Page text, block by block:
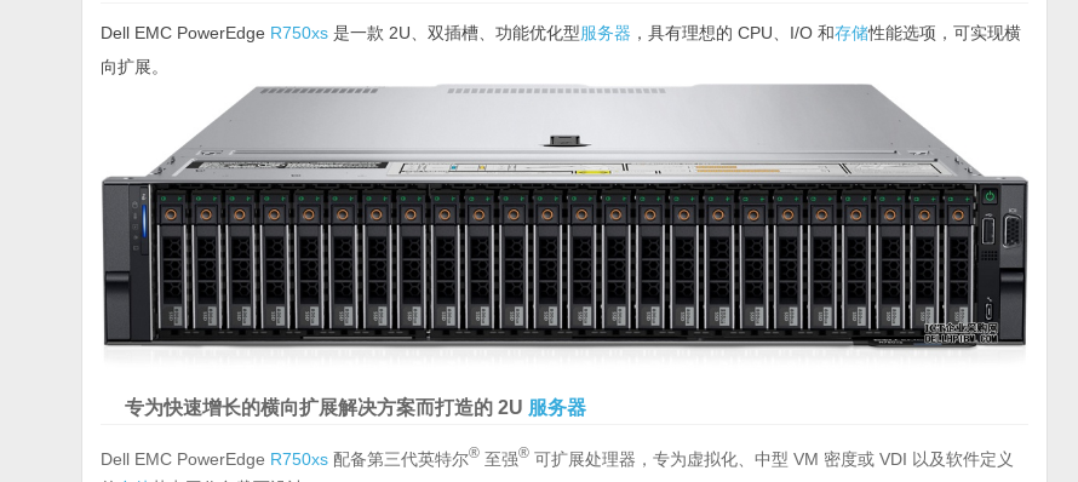
Dell EMC PowerEdge R750xs 是一款 2U、双插槽、功能优化型服务器 ，具有理想的 CPU、I/O 和存储性能选项，可实现横
向扩展。
专为快速增长的横向扩展解决方案而打造的 2U 服务器
Dell EMC PowerEdge R750xs 配备第三代英特尔® 至强® 可扩展处理器，专为虚拟化、中型 VM 密度或 VDI 以及软件定义